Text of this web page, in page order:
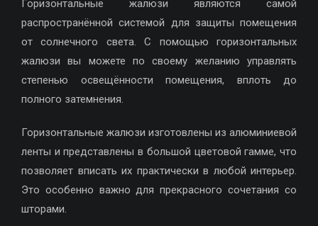
Горизонтальные жалюзи являются самой
распространённой системой для защиты помещения
от солнечного света. С помощью горизонтальных
жалюзи вы можете по своему желанию управлять
степенью освещённости помещения, вплоть до
полного затемнения.
Горизонтальные жалюзи изготовлены из алюминиевой
ленты и представлены в большой цветовой гамме, что
позволяет вписать их практически в любой интерьер.
Это особенно важно для прекрасного сочетания со
шторами.